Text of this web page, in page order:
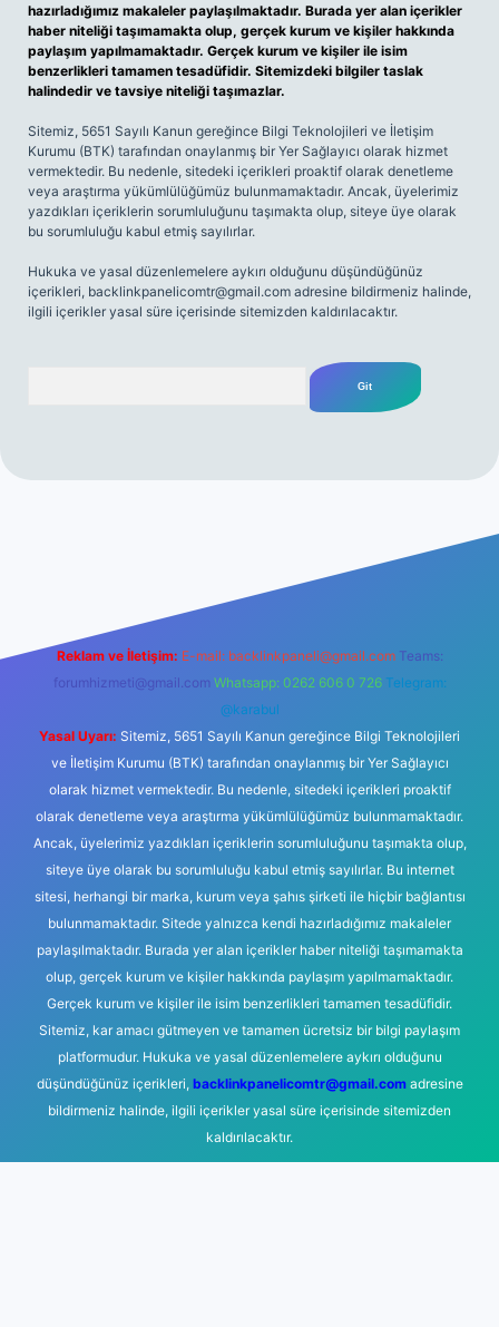
hazırladığımız makaleler paylaşılmaktadır. Burada yer alan içerikler
haber niteliği taşımamakta olup, gerçek kurum ve kişiler hakkında
paylaşım yapılmamaktadır. Gerçek kurum ve kişiler ile isim
benzerlikleri tamamen tesadüfidir. Sitemizdeki bilgiler taslak
halindedir ve tavsiye niteliği taşımazlar.
Sitemiz, 5651 Sayılı Kanun gereğince Bilgi Teknolojileri ve İletişim
Kurumu (BTK) tarafından onaylanmış bir Yer Sağlayıcı olarak hizmet
vermektedir. Bu nedenle, sitedeki içerikleri proaktif olarak denetleme
veya araştırma yükümlülüğümüz bulunmamaktadır. Ancak, üyelerimiz
yazdıkları içeriklerin sorumluluğunu taşımakta olup, siteye üye olarak
bu sorumluluğu kabul etmiş sayılırlar.
Hukuka ve yasal düzenlemelere aykırı olduğunu düşündüğünüz
içerikleri, backlinkpanelicomtr@gmail.com adresine bildirmeniz halinde,
ilgili içerikler yasal süre içerisinde sitemizden kaldırılacaktır.
Reklam ve İletişim: E-mail: backlinkpaneli@gmail.com Teams:
forumhizmeti@gmail.com Whatsapp: 0262 606 0 726 Telegram:
@karabul
Yasal Uyarı: Sitemiz, 5651 Sayılı Kanun gereğince Bilgi Teknolojileri
ve İletişim Kurumu (BTK) tarafından onaylanmış bir Yer Sağlayıcı
olarak hizmet vermektedir. Bu nedenle, sitedeki içerikleri proaktif
olarak denetleme veya araştırma yükümlülüğümüz bulunmamaktadır.
Ancak, üyelerimiz yazdıkları içeriklerin sorumluluğunu taşımakta olup,
siteye üye olarak bu sorumluluğu kabul etmiş sayılırlar. Bu internet
sitesi, herhangi bir marka, kurum veya şahıs şirketi ile hiçbir bağlantısı
bulunmamaktadır. Sitede yalnızca kendi hazırladığımız makaleler
paylaşılmaktadır. Burada yer alan içerikler haber niteliği taşımamakta
olup, gerçek kurum ve kişiler hakkında paylaşım yapılmamaktadır.
Gerçek kurum ve kişiler ile isim benzerlikleri tamamen tesadüfidir.
Sitemiz, kar amacı gütmeyen ve tamamen ücretsiz bir bilgi paylaşım
platformudur. Hukuka ve yasal düzenlemelere aykırı olduğunu
düşündüğünüz içerikleri, backlinkpanelicomtr@gmail.comadresine
bildirmeniz halinde, ilgili içerikler yasal süre içerisinde sitemizden
kaldırılacaktır.